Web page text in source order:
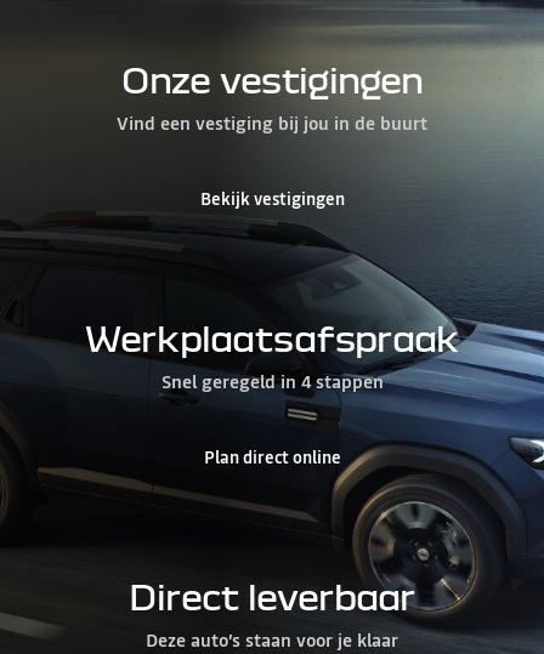
Onze vestigingen
Vind een vestiging bij jou in de buurt
Bekijk vestigingen
Werkplaatsafspraak
Snel geregeld in 4 stappen
Plan direct online
Direct leverbaar
Deze auto’s staan voor je klaar